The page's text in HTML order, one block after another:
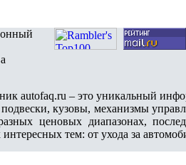
autofaq.ru – это уникальный
подвески, кузовы, механизмы
ценовых диапазонах,
тем: от ухода за